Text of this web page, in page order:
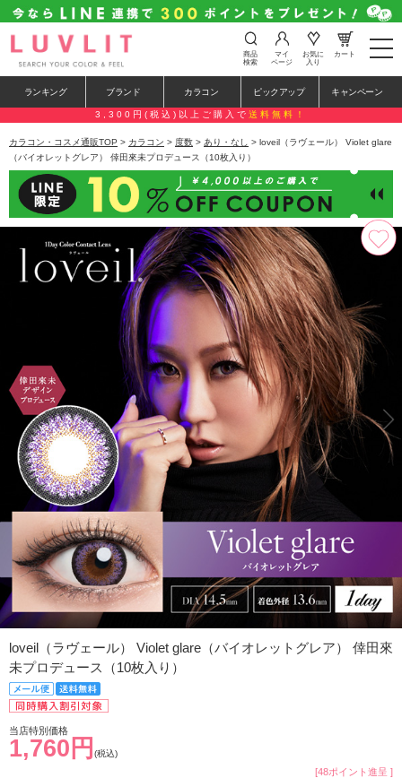
t
o
e
n
a
a
i
o
n
商品
検索
マイ
ページ
お気に
入り
カート
ランキング ブランド カラコン ピックアップ キャンペーン
3,300円(税込)以上ご購入で 送料無料！
カラコン・コスメ通販TOP > カラコン > 度数 > あり・なし
> loveil（ラヴェール） Violet glare
（バイオレットグレア） 倖田來未プロデュース（10枚入り）
loveil（ラヴェール） Violet glare（バイオレットグレア） 倖田來
未プロデュース（10枚入り）
当店特別価格
1,760円 (税込)
[48ポイント進呈 ]